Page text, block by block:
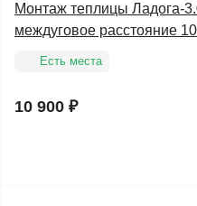
Монтаж теплицы Ладога-
междуговое расстояние
Есть места
10 900 ₽